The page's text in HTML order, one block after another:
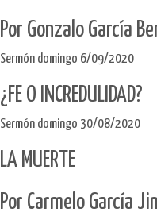
Por Gonzalo García
Sermón domingo 6/09/2020
¿FE O INCREDULIDAD?
Sermón domingo 30/08/2020
LA MUERTE
Por Carmelo García